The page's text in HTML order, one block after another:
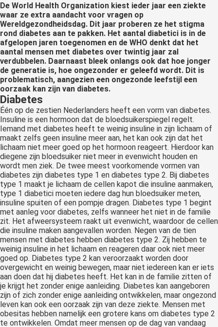
De World Health Organization kiest ieder jaar een ziekte
waar ze extra aandacht voor vragen op
Wereldgezondheidsdag. Dit jaar proberen ze het stigma
rond diabetes aan te pakken. Het aantal diabetici is in de
afgelopen jaren toegenomen en de WHO denkt dat het
aantal mensen met diabetes over twintig jaar zal
verdubbelen. Daarnaast bleek onlangs ook dat hoe jonger
de generatie is, hoe ongezonder er geleefd wordt. Dit is
problematisch, aangezien een ongezonde leefstijl een
oorzaak kan zijn van diabetes.
Diabetes
Één op de zestien Nederlanders heeft een vorm van diabetes.
Insuline is een hormoon dat de bloedsuikerspiegel regelt.
Iemand met diabetes heeft te weinig insuline in zijn lichaam of
maakt zelfs geen insuline meer aan, het kan ook zijn dat het
lichaam niet meer goed op het hormoon reageert. Hierdoor kan
diegene zijn bloedsuiker niet meer in evenwicht houden en
wordt men ziek. De twee meest voorkomende vormen van
diabetes zijn diabetes type 1 en diabetes type 2. Bij diabetes
type 1 maakt je lichaam de cellen kapot die insuline aanmaken,
type 1 diabetici moeten iedere dag hun bloedsuiker meten,
insuline spuiten of een pompje dragen. Diabetes type 1 begint
met aanleg voor diabetes, zelfs wanneer het niet in de familie
zit. Het afweersysteem raakt uit evenwicht, waardoor de cellen
die insuline maken aangevallen worden. Negen van de tien
mensen met diabetes hebben diabetes type 2. Zij hebben te
weinig insuline in het lichaam en reageren daar ook niet meer
goed op. Diabetes type 2 kan veroorzaakt worden door
overgewicht en weinig bewegen, maar niet iedereen kan er iets
aan doen dat hij diabetes heeft. Het kan in de familie zitten of
je krijgt het zonder enige aanleiding. Diabetes kan aangeboren
zijn of zich zonder enige aanleiding ontwikkelen, maar ongezond
leven kan ook een oorzaak zijn van deze ziekte. Mensen met
obesitas hebben namelijk een grotere kans om diabetes type 2
te ontwikkelen. Omdat meer mensen op de dag van vandaag